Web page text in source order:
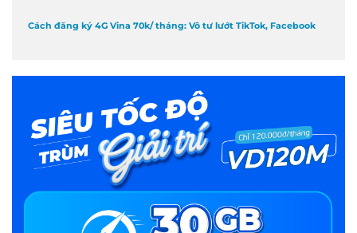
Cách đăng ký 4G Vina 70k/ tháng: Vô tư lướt TikTok, Facebook